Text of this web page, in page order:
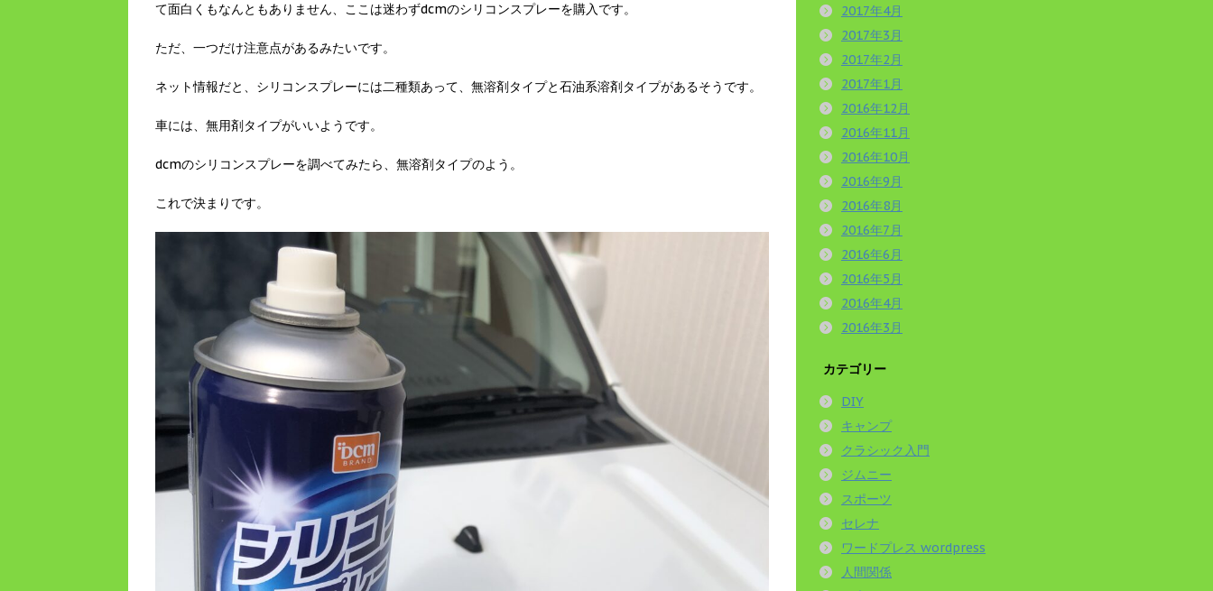
て面白くもなんともありません、ここは迷わずdcmのシリコンスプレーを購入です。
ただ、一つだけ注意点があるみたいです。
ネット情報だと、シリコンスプレーには二種類あって、無溶剤タイプと石油系溶剤タイプがあるそうです。
車には、無用剤タイプがいいようです。
dcmのシリコンスプレーを調べてみたら、無溶剤タイプのよう。
これで決まりです。
2017年4月
2017年3月
2017年2月
2017年1月
2016年12月
2016年11月
2016年10月
2016年9月
2016年8月
2016年7月
2016年6月
2016年5月
2016年4月
2016年3月
カテゴリー
DIY
キャンプ
クラシック入門
ジムニー
スポーツ
セレナ
ワードプレス wordpress
人間関係